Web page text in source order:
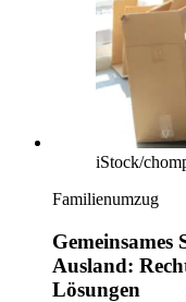
iStock/
Familienumzug
Gemeinsames
Ausland:
Lösungen